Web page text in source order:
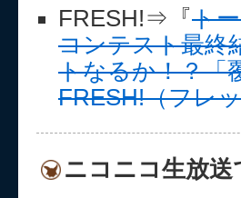
FRESH!⇒『ト
コンテスト最終
トなるか！？「
FRESH!（フレ
ニコニコ生放送